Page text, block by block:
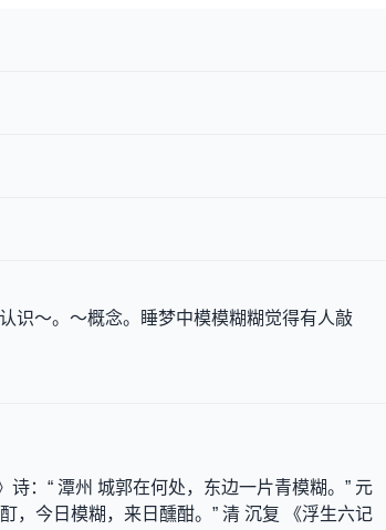
识～。～概念。睡梦中模模糊糊觉得有人敲
：“ 潭州 城郭在何处，东边一片青模糊。” 元
，今日模糊，来日醺酣。” 清 沉复 《浮生六记